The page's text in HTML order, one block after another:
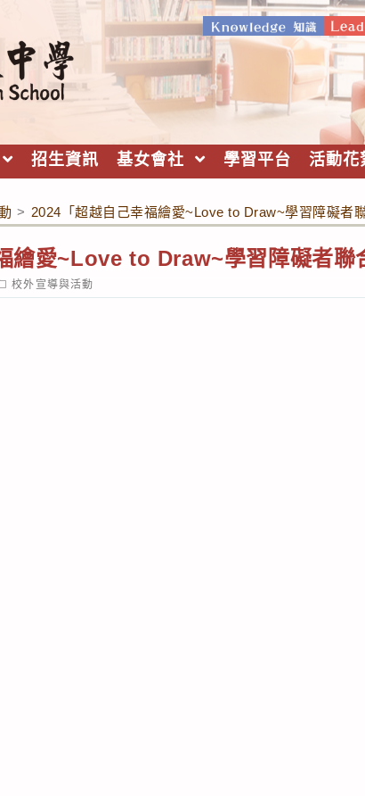
招生資訊 基女會社 學習平台 活動花
> 2024「超越自己幸福繪愛~Love to Draw~學習障礙者
繪愛~Love to Draw~學習障礙者聯
校外宣導與活動